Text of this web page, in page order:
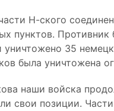
Н-ского
пунктов.
уничтожено 35
была уничтожена
наши войска
свои позиции.